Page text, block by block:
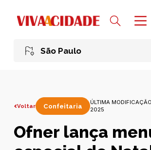
São Paulo
Voltar Confeitaria
ÚLTIMA
2025
Ofner lança